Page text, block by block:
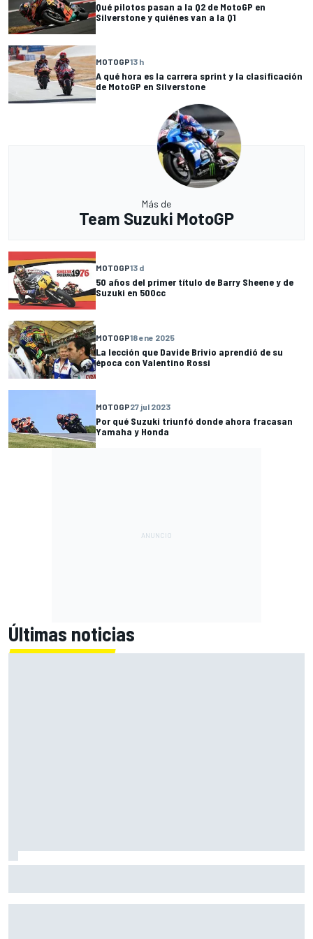
Qué pilotos pasan a la Q2 de MotoGP en
Silverstone y quiénes van a la Q1
MOTOGP13 h
A qué hora es la carrera sprint y la clasificación
de MotoGP en Silverstone
Más de
Team Suzuki MotoGP
MOTOGP13 d
50 años del primer título de Barry Sheene y de
Suzuki en 500cc
MOTOGP18 ene 2025
La lección que Davide Brivio aprendió de su
época con Valentino Rossi
MOTOGP27 jul 2023
Por qué Suzuki triunfó donde ahora fracasan
Yamaha y Honda
Últimas noticias